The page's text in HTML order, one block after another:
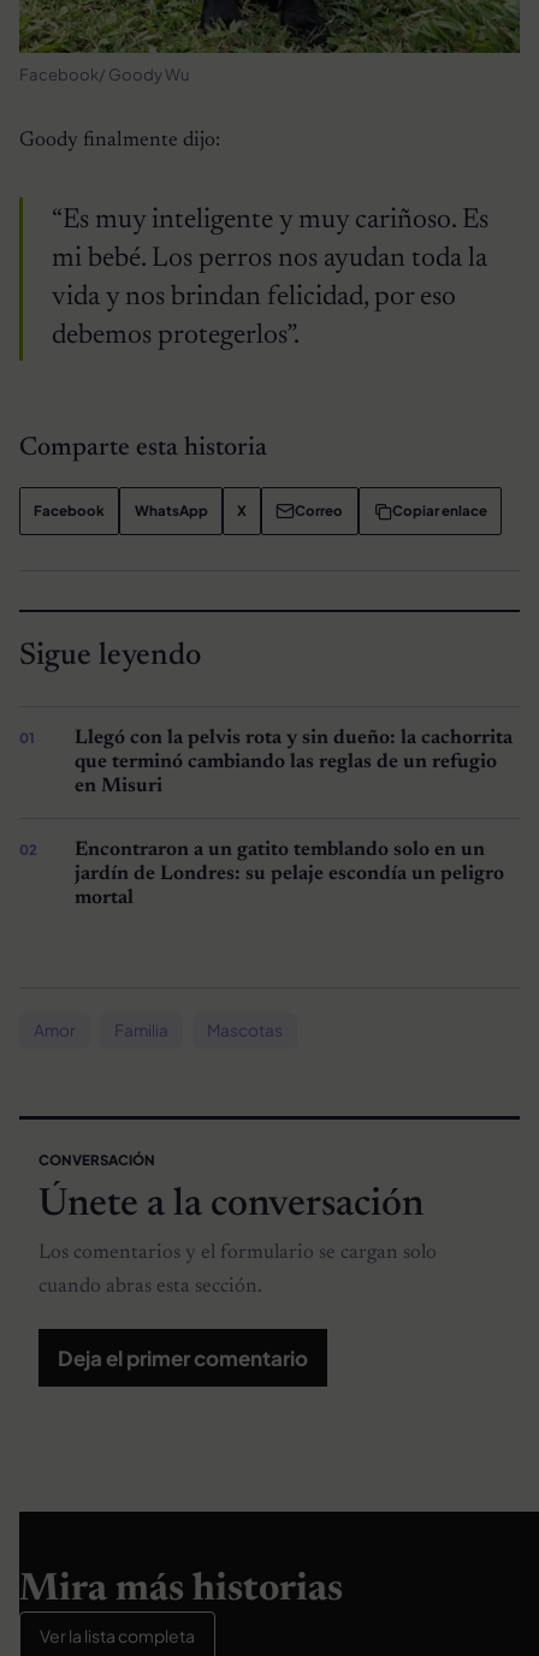
Facebook/ Goody Wu
Goody finalmente dijo:
“Es muy inteligente y muy cariñoso. Es
mi bebé. Los perros nos ayudan toda la
vida y nos brindan felicidad, por eso
debemos protegerlos”.
Comparte esta historia
Facebook WhatsApp X Correo Copiar enlace
Sigue leyendo
Llegó con la pelvis rota y sin dueño: la cachorrita
que terminó cambiando las reglas de un refugio
en Misuri
Encontraron a un gatito temblando solo en un
jardín de Londres: su pelaje escondía un peligro
mortal
Amor Familia Mascotas
CONVERSACIÓN
Únete a la conversación
Los comentarios y el formulario se cargan solo
cuando abras esta sección.
Deja el primer comentario
Mira más historias
Ver la lista completa